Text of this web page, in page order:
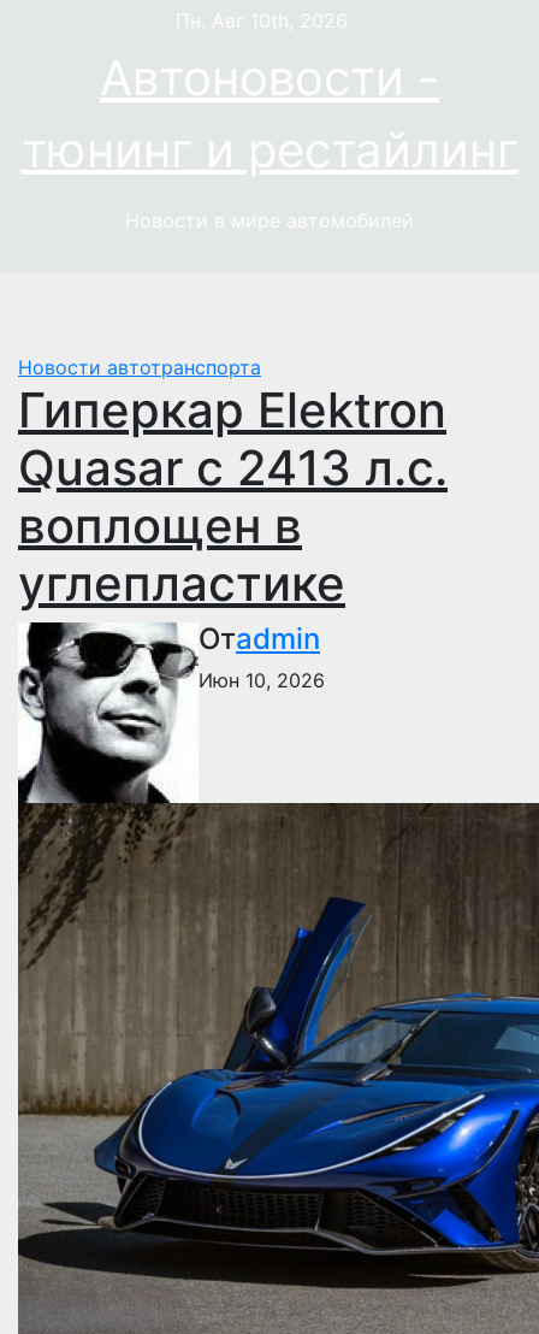
содержимому
Пн. Авг 10th, 2026
Автоновости -
тюнинг и рестайлинг
Новости в мире автомобилей
Новости автотранспорта
Гиперкар Elektron
Quasar c 2413 л.с.
воплощен в
углепластике
Отadmin
Июн 10, 2026